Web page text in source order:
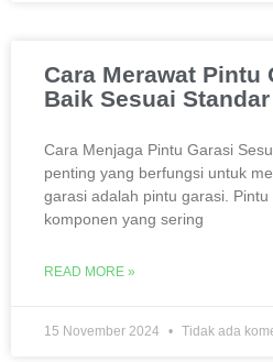
Cara Merawat Pintu
Baik Sesuai
Cara Menjaga Pintu Garasi
penting yang berfungsi untuk
garasi adalah pintu garasi.
komponen yang sering
READ MORE »
15 November 2024 Tidak ada